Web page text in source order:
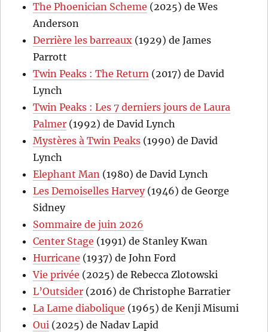
The Phoenician Scheme (2025) de Wes
Anderson
Derrière les barreaux (1929) de James
Parrott
Twin Peaks : The Return (2017) de David
Lynch
Twin Peaks : Les 7 derniers jours de Laura
Palmer (1992) de David Lynch
Mystères à Twin Peaks (1990) de David
Lynch
Elephant Man (1980) de David Lynch
Les Demoiselles Harvey(1946) de George
Sidney
Sommaire de juin 2026
Center Stage (1991) de Stanley Kwan
Hurricane (1937) de John Ford
Vie privée (2025) de Rebecca Zlotowski
L’Outsider (2016) de Christophe Barratier
La Lame diabolique (1965) de Kenji Misumi
Oui (2025) de Nadav Lapid